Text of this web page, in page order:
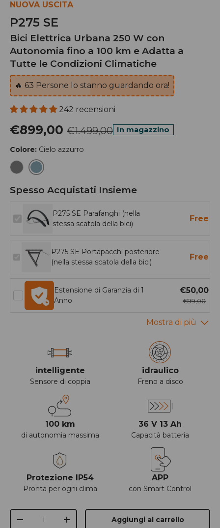
NUOVA USCITA
P275 SE
Bici Elettrica Urbana 250 W con
Autonomia fino a 100 km e Adatta a
Tutte le Condizioni Climatiche
🔥 63 Persone lo stanno guardando ora!
242 recensioni
€899,00 €1.499,00 In magazzino
Colore: Cielo azzurro
grigioCielo azzurro
Spesso Acquistati Insieme
P275 SE Parafanghi (nella
stessa scatola della bici)
Free
P275 SE Portapacchi posteriore
(nella stessa scatola della bici)
Free
Estensione di Garanzia di 1
Anno
€50,00
€99,00
intelligente
Sensore di coppia
idraulico
Freno a disco
100 km
di autonomia massima
36 V 13 Ah
Capacità batteria
Protezione IP54
Pronta per ogni clima
APP
con Smart Control
Q.tà
-
+ Aggiungi al carrello